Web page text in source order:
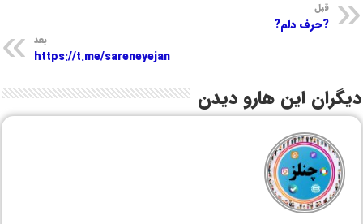
قبل
?حرف دلم?
بعد
https://t.me/sareneyejan
دیگران این هارو دیدن